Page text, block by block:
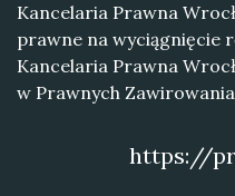
Kancelaria Prawna
prawne na wyciągnięcie
Kancelaria Prawna
w Prawnych
https://